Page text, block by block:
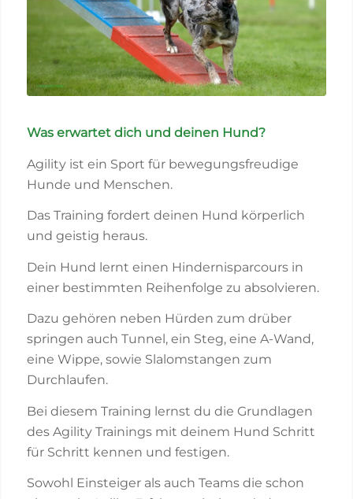
Was erwartet dich und deinen Hund?
Agility ist ein Sport für bewegungsfreudige
Hunde und Menschen.
Das Training fordert deinen Hund körperlich
und geistig heraus.
Dein Hund lernt einen Hindernisparcours in
einer bestimmten Reihenfolge zu absolvieren.
Dazu gehören neben Hürden zum drüber
springen auch Tunnel, ein Steg, eine A-Wand,
eine Wippe, sowie Slalomstangen zum
Durchlaufen.
Bei diesem Training lernst du die Grundlagen
des Agility Trainings mit deinem Hund Schritt
für Schritt kennen und festigen.
Sowohl Einsteiger als auch Teams die schon